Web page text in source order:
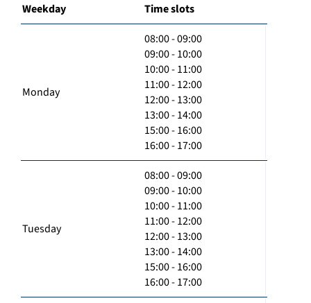
Weekday Time slots
Monday
08:00 - 09:00
09:00 - 10:00
10:00 - 11:00
11:00 - 12:00
12:00 - 13:00
13:00 - 14:00
15:00 - 16:00
16:00 - 17:00
Tuesday
08:00 - 09:00
09:00 - 10:00
10:00 - 11:00
11:00 - 12:00
12:00 - 13:00
13:00 - 14:00
15:00 - 16:00
16:00 - 17:00